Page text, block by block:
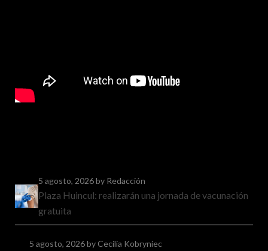
5 agosto, 2026by Redacción
Plaza Huincul: realizarán una jornada de vacunación
gratuita
5 agosto, 2026by Cecilia Kobryniec